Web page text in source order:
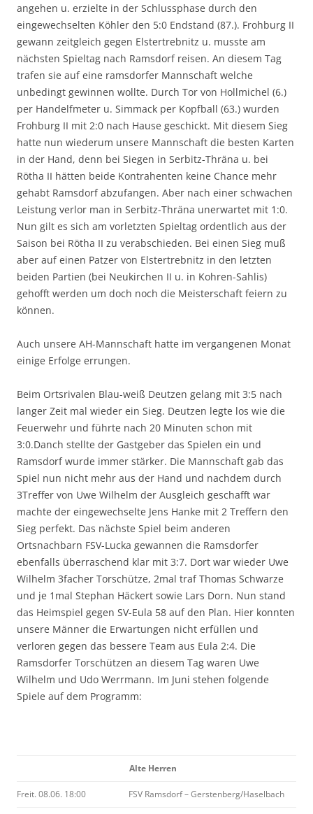
angehen u. erzielte in der Schlussphase durch den
eingewechselten Köhler den 5:0 Endstand (87.). Frohburg II
gewann zeitgleich gegen Elstertrebnitz u. musste am
nächsten Spieltag nach Ramsdorf reisen. An diesem Tag
trafen sie auf eine ramsdorfer Mannschaft welche
unbedingt gewinnen wollte. Durch Tor von Hollmichel (6.)
per Handelfmeter u. Simmack per Kopfball (63.) wurden
Frohburg II mit 2:0 nach Hause geschickt. Mit diesem Sieg
hatte nun wiederum unsere Mannschaft die besten Karten
in der Hand, denn bei Siegen in Serbitz-Thräna u. bei
Rötha II hätten beide Kontrahenten keine Chance mehr
gehabt Ramsdorf abzufangen. Aber nach einer schwachen
Leistung verlor man in Serbitz-Thräna unerwartet mit 1:0.
Nun gilt es sich am vorletzten Spieltag ordentlich aus der
Saison bei Rötha II zu verabschieden. Bei einen Sieg muß
aber auf einen Patzer von Elstertrebnitz in den letzten
beiden Partien (bei Neukirchen II u. in Kohren-Sahlis)
gehofft werden um doch noch die Meisterschaft feiern zu
können.
Auch unsere AH-Mannschaft hatte im vergangenen Monat
einige Erfolge errungen.
Beim Ortsrivalen Blau-weiß Deutzen gelang mit 3:5 nach
langer Zeit mal wieder ein Sieg. Deutzen legte los wie die
Feuerwehr und führte nach 20 Minuten schon mit
3:0.Danch stellte der Gastgeber das Spielen ein und
Ramsdorf wurde immer stärker. Die Mannschaft gab das
Spiel nun nicht mehr aus der Hand und nachdem durch
3Treffer von Uwe Wilhelm der Ausgleich geschafft war
machte der eingewechselte Jens Hanke mit 2 Treffern den
Sieg perfekt. Das nächste Spiel beim anderen
Ortsnachbarn FSV-Lucka gewannen die Ramsdorfer
ebenfalls überraschend klar mit 3:7. Dort war wieder Uwe
Wilhelm 3facher Torschütze, 2mal traf Thomas Schwarze
und je 1mal Stephan Häckert sowie Lars Dorn. Nun stand
das Heimspiel gegen SV-Eula 58 auf den Plan. Hier konnten
unsere Männer die Erwartungen nicht erfüllen und
verloren gegen das bessere Team aus Eula 2:4. Die
Ramsdorfer Torschützen an diesem Tag waren Uwe
Wilhelm und Udo Werrmann. Im Juni stehen folgende
Spiele auf dem Programm:
Alte Herren
Freit. 08.06. 18:00 FSV Ramsdorf – Gerstenberg/Haselbach